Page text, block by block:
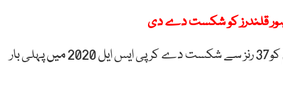
پی ایس ایل کے گزشتہ میں قلندرز نے اپنی حریف ٹیم کو37 رنز سے شکست دے کر پی ایس ایل 2020 میں پہلی بار